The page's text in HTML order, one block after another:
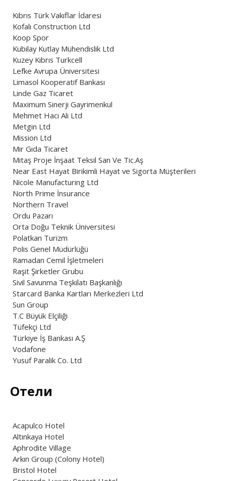
Kıbrıs Türk Vakıflar İdaresi
Kofalı Construction Ltd
Koop Spor
Kubilay Kutlay Mühendislik Ltd
Kuzey Kıbrıs Turkcell
Lefke Avrupa Üniversitesi
Limasol Kooperatif Bankası
Linde Gaz Ticaret
Maximum Sinerji Gayrimenkul
Mehmet Hacı Ali Ltd
Metgin Ltd
Mission Ltd
Mir Gıda Ticaret
Mitaş Proje İnşaat Teksil San Ve Tic.Aş
Near East Hayat Birikimli Hayat ve Sigorta Müşterileri
Nicole Manufacturing Ltd
North Prime İnsurance
Northern Travel
Ordu Pazarı
Orta Doğu Teknik Üniversitesi
Polatkan Turizm
Polis Genel Müdürlüğü
Ramadan Cemil İşletmeleri
Raşit Şirketler Grubu
Sivil Savunma Teşkilatı Başkanlığı
Starcard Banka Kartları Merkezleri Ltd
Sun Group
T.C Büyük Elçiliği
Tüfekçi Ltd
Türkiye İş Bankası A.Ş
Vodafone
Yusuf Paralik Co. Ltd
Отели
Acapulco Hotel
Altınkaya Hotel
Aphrodite Village
Arkın Group (Colony Hotel)
Bristol Hotel